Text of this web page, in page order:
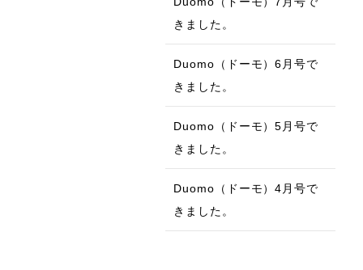
きました。
Duomo（ドーモ）6月号で
きました。
Duomo（ドーモ）5月号で
きました。
Duomo（ドーモ）4月号で
きました。